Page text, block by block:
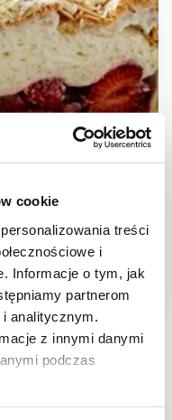
cookie
treści
i
Informacje o tym, jak
partnerom
analitycznym.
z innymi danymi
podczas
12